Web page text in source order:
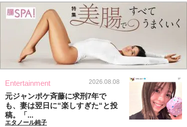
Entertainment 2026.08.08
元ジャンポケ斉藤に求刑7年で
も、妻は翌日に“楽しすぎた“と投
稿。「...
エタノール純子